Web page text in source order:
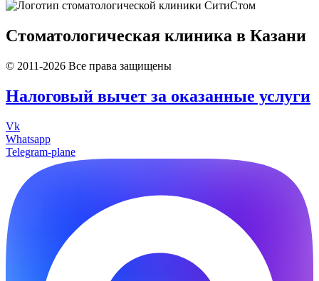
Стоматологическая клиника в Казани
© 2011-2026 Все права защищены
Налоговый вычет за оказанные услуги
Vk
Whatsapp
Telegram-plane